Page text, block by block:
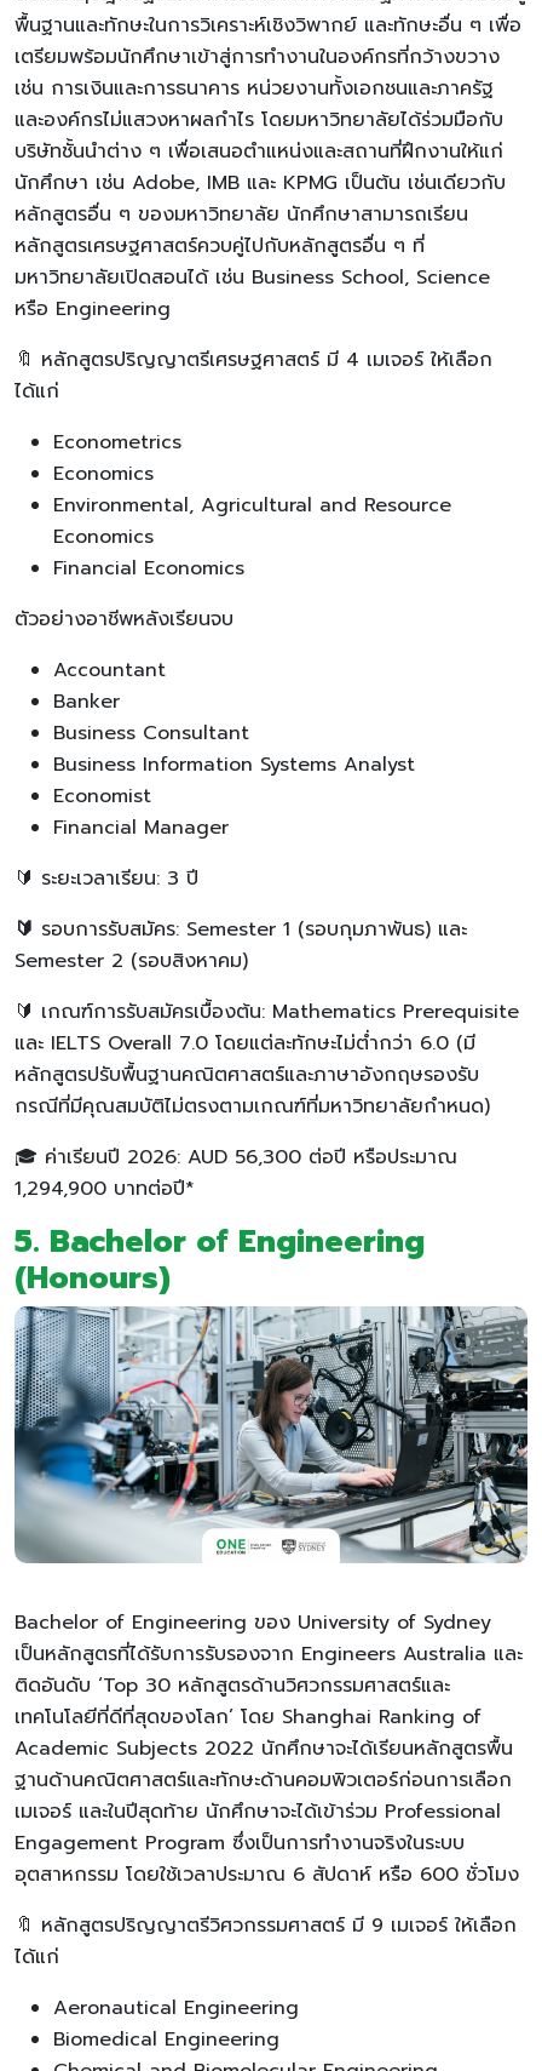
พื้นฐานและทักษะในการวิเคราะห์เชิงวิพากย์ และทักษะอื่น ๆ เพื่อ
เตรียมพร้อมนักศึกษาเข้าสู่การทำงานในองค์กรที่กว้างขวาง
เช่น การเงินและการธนาคาร หน่วยงานทั้งเอกชนและภาครัฐ
และองค์กรไม่แสวงหาผลกำไร โดยมหาวิทยาลัยได้ร่วมมือกับ
บริษัทชั้นนำต่าง ๆ เพื่อเสนอตำแหน่งและสถานที่ฝึกงานให้แก่
นักศึกษา เช่น Adobe, IMB และ KPMG เป็นต้น เช่นเดียวกับ
หลักสูตรอื่น ๆ ของมหาวิทยาลัย นักศึกษาสามารถเรียน
หลักสูตรเศรษฐศาสตร์ควบคู่ไปกับหลักสูตรอื่น ๆ ที่
มหาวิทยาลัยเปิดสอนได้ เช่น Business School, Science
หรือ Engineering
🔖 หลักสูตรปริญญาตรีเศรษฐศาสตร์ มี 4 เมเจอร์ ให้เลือก
ได้แก่
Econometrics
Economics
Environmental, Agricultural and Resource
Economics
Financial Economics
ตัวอย่างอาชีพหลังเรียนจบ
Accountant
Banker
Business Consultant
Business Information Systems Analyst
Economist
Financial Manager
🔰 ระยะเวลาเรียน: 3 ปี
🔰 รอบการรับสมัคร: Semester 1 (รอบกุมภาพันธ) และ
Semester 2 (รอบสิงหาคม)
🔰 เกณฑ์การรับสมัครเบื้องต้น: Mathematics Prerequisite
และ IELTS Overall 7.0 โดยแต่ละทักษะไม่ต่ำกว่า 6.0 (มี
หลักสูตรปรับพื้นฐานคณิตศาสตร์และภาษาอังกฤษรองรับ
กรณีที่มีคุณสมบัติไม่ตรงตามเกณฑ์ที่มหาวิทยาลัยกำหนด)
🎓 ค่าเรียนปี 2026: AUD 56,300 ต่อปี หรือประมาณ
1,294,900 บาทต่อปี*
5. Bachelor of Engineering
(Honours)
Bachelor of Engineering ของ University of Sydney
เป็นหลักสูตรที่ได้รับการรับรองจาก Engineers Australia และ
ติดอันดับ ‘Top 30 หลักสูตรด้านวิศวกรรมศาสตร์และ
เทคโนโลยีที่ดีที่สุดของโลก’ โดย Shanghai Ranking of
Academic Subjects 2022 นักศึกษาจะได้เรียนหลักสูตรพื้น
ฐานด้านคณิตศาสตร์และทักษะด้านคอมพิวเตอร์ก่อนการเลือก
เมเจอร์ และในปีสุดท้าย นักศึกษาจะได้เข้าร่วม Professional
Engagement Program ซึ่งเป็นการทำงานจริงในระบบ
อุตสาหกรรม โดยใช้เวลาประมาณ 6 สัปดาห์ หรือ 600 ชั่วโมง
🔖 หลักสูตรปริญญาตรีวิศวกรรมศาสตร์ มี 9 เมเจอร์ ให้เลือก
ได้แก่
Aeronautical Engineering
Biomedical Engineering